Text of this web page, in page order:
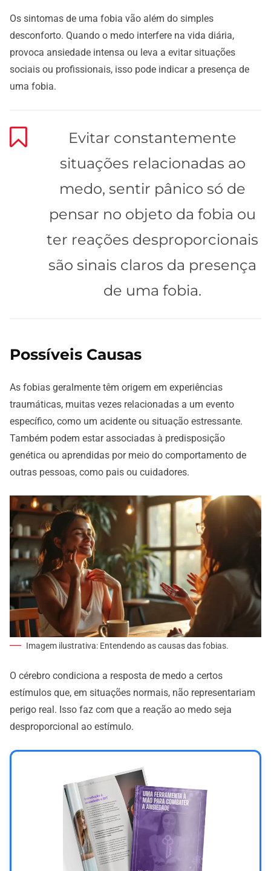
Os sintomas de uma fobia vão além do simples
desconforto. Quando o medo interfere na vida diária,
provoca ansiedade intensa ou leva a evitar situações
sociais ou profissionais, isso pode indicar a presença de
uma fobia.
Evitar constantemente
situações relacionadas ao
medo, sentir pânico só de
pensar no objeto da fobia ou
ter reações desproporcionais
são sinais claros da presença
de uma fobia.
Possíveis Causas
As fobias geralmente têm origem em experiências
traumáticas, muitas vezes relacionadas a um evento
específico, como um acidente ou situação estressante.
Também podem estar associadas à predisposição
genética ou aprendidas por meio do comportamento de
outras pessoas, como pais ou cuidadores.
Imagem ilustrativa: Entendendo as causas das fobias.
O cérebro condiciona a resposta de medo a certos
estímulos que, em situações normais, não representariam
perigo real. Isso faz com que a reação ao medo seja
desproporcional ao estímulo.